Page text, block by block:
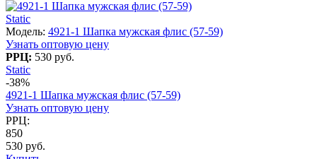
Static
Модель: 4921-1 Шапка мужская флис (57-59)
Узнать оптовую цену
РРЦ: 530 руб.
Static
-38%
4921-1 Шапка мужская флис (57-59)
Узнать оптовую цену
РРЦ:
850
530 руб.